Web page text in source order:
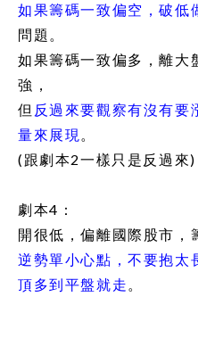
如果籌碼一致偏空，破低
問題。
如果籌碼一致偏多，離大
強，
但 反過來要觀察有沒有要
量來展現 。
(跟劇本2一樣只是反過來)
劇本4：
開很低，偏離國際股市，
逆勢單小心點，不要抱太
頂多到平盤就走 。